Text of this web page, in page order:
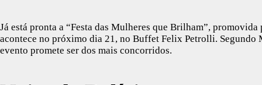
Já está pronta a “Festa das Mulheres que Brilham”,
acontece no próximo dia 21, no Buffet Felix Petrolli. Segundo
evento promete ser dos mais concorridos.